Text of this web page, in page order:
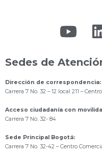
Sedes de
Dirección de correspondencia:
Carrera 7 No. 32 – 12 local 211 –
Acceso ciudadanía con
Carrera 7 No. 32- 84
Sede Principal Bogotá:
Carrera 7 No. 32-42 – Centro